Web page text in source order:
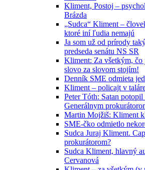
Kliment, Postoj –
Brázda
„Sudca“ Kliment –
ktoré iní ľudia nemajú
Ja som už od prírody
predseda senátu NS SR
Kliment: Za všetkým, čo
slovo za slovom stojím!
Denník SME odmieta
Kliment – policajt v
Peter Tóth: Satan
Generálnym
Martin Mojžiš: Kliment
SME-čko odmietlo
Sudca Juraj Kliment.
prokurátorom?
Sudca Kliment, hlavný
Cervanová